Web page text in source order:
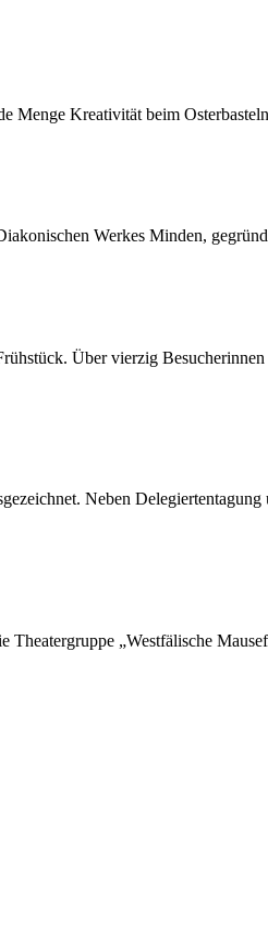
Menge Kreativität beim
Werkes Minden,
Über vierzig
Neben
„Westfälische